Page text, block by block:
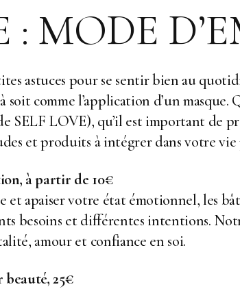
: MODE
astuces pour se sentir bien au
soit comme l’application d’un
SELF LOVE), qu’il est important de
et produits à intégrer dans votre
à partir de 10€
et apaiser votre état émotionnel, les
besoins et différentes intentions.
amour et confiance en soi.
25€